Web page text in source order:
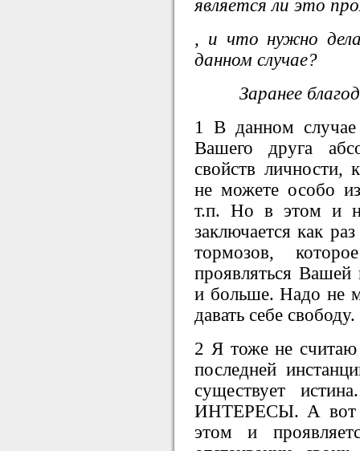
является ли это
, и что нужно
данном случае?
Заранее
1 В данном
Вашего друга
свойств личности,
не можете особо
т.п. Но в этом и
заключается как
тормозов,
проявляться Вашей
и больше. Надо не
давать себе свободу.
2 Я тоже не считаю
последней
существует
ИНТЕРЕСЫ. А вот
этом и